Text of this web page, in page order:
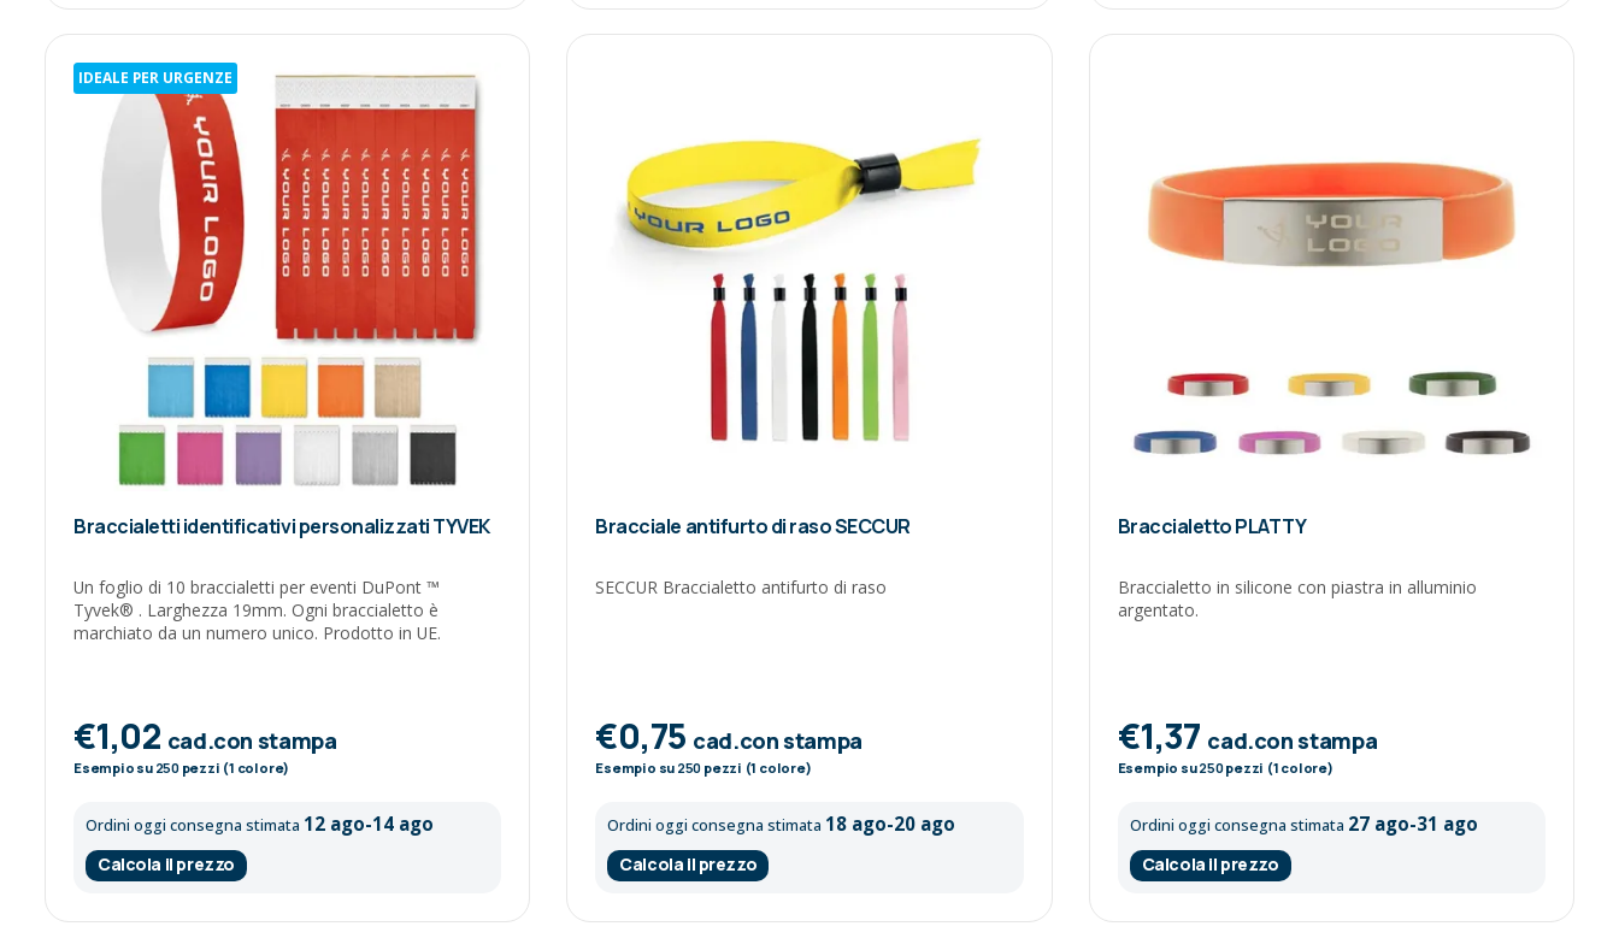
IDEALE PER URGENZE
Braccialetti identificativi personalizzati TYVEK
Un foglio di 10 braccialetti per eventi DuPont ™
Tyvek® . Larghezza 19mm. Ogni braccialetto è
marchiato da un numero unico. Prodotto in UE.
€1,02 cad.con stampa
Esempio su 250pezzi (1 colore)
Ordini oggi consegna stimata 12 ago-14 ago
Calcola il prezzo
Bracciale antifurto di raso SECCUR
SECCUR Braccialetto antifurto di raso
€0,75 cad.con stampa
Esempio su 250 pezzi (1 colore)
Ordini oggi consegna stimata 18 ago-20 ago
Calcola il prezzo
Braccialetto PLATTY
Braccialetto in silicone con piastra in alluminio
argentato.
€1,37 cad.con stampa
Esempio su250pezzi (1 colore)
Ordini oggi consegna stimata 27 ago-31 ago
Calcola il prezzo